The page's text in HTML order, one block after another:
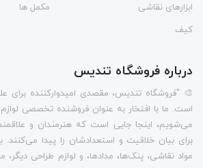
ابزارهای نقاشی
مکمل ها
کیف
درباره فروشگاه تندیس
🎨 "فروشگاه تندیس، مقصدی امیدوارکننده برای
است. ما با افتخار به عنوان فروشنده تخصصی
می‌شویم، اینجا جایی است که هنرمندان و
برای بیان خلاقیت و استعدادشان را پیدا می‌کنند.
مواد نقاشی، پنک‌ها، مدادها، و لوازم طراحی